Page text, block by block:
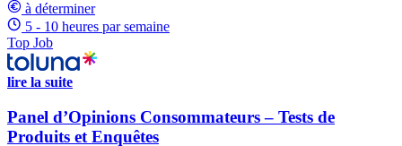
à déterminer
5 - 10 heures par semaine
Top Job
lire la suite
Panel d’Opinions Consommateurs – Tests de
Produits et Enquêtes